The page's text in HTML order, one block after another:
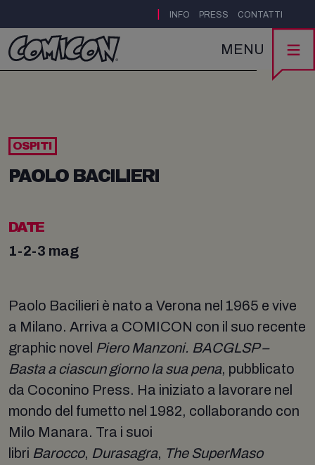
INFO PRESS CONTATTI
MENU
OSPITI
PAOLO BACILIERI
DATE
1-2-3 mag
Paolo Bacilieri è nato a Verona nel 1965 e vive
a Milano. Arriva a COMICON con il suo recente
graphic novel Piero Manzoni. BACGLSP –
Basta a ciascun giorno la sua pena, pubblicato
da Coconino Press. Ha iniziato a lavorare nel
mondo del fumetto nel 1982, collaborando con
Milo Manara. Tra i suoi
libri Barocco, Durasagra, The SuperMaso